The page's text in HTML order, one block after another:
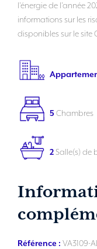
l'énergie de l'année
informations sur les
disponibles sur le site
5 Chambres
2Salle(s) de
Référence : VA3109-